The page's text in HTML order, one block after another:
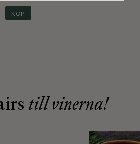
KÖP
till vinerna!